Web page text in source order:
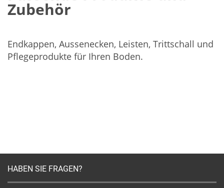
Zubehör
Endkappen, Aussenecken, Leisten, Trittschall und
Pflegeprodukte für Ihren Boden.
HABEN SIE FRAGEN?